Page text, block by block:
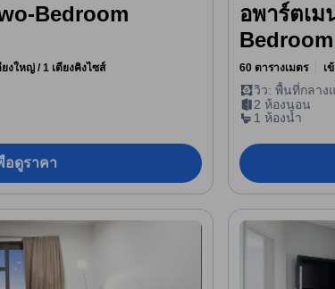
Bedroom
ยงใหญ่ / 1 เตียงคิงไซส์
อดูราคา
อพาร์ตเ
60 ตารางเมตร เ
วิว: พื้นที่กลาง
2 ห้องนอน
1 ห้องน้ำ